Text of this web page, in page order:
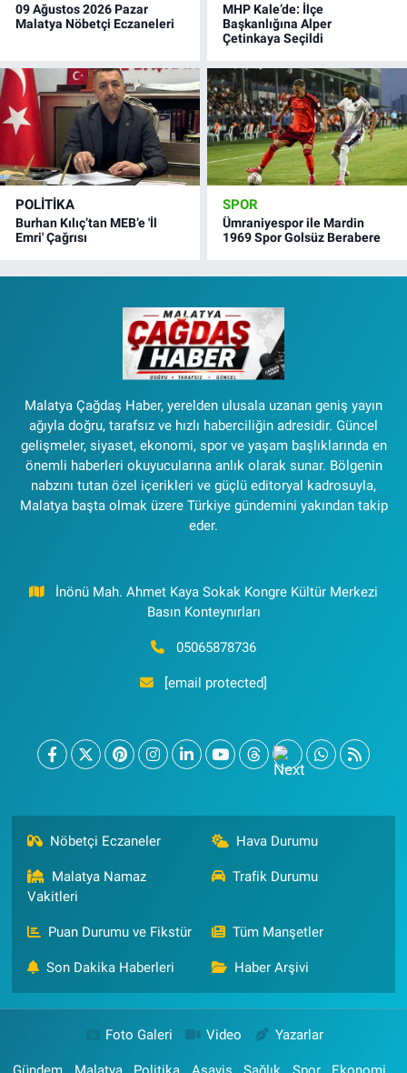
09 Ağustos 2026 Pazar
Malatya Nöbetçi Eczaneleri
MHP Kale’de: İlçe
Başkanlığına Alper
Çetinkaya Seçildi
POLITIKA
Burhan Kılıç’tan MEB’e 'İl
Emri' Çağrısı
SPOR
Ümraniyespor ile Mardin
1969 Spor Golsüz Berabere
Malatya Çağdaş Haber, yerelden ulusala uzanan geniş yayın
ağıyla doğru, tarafsız ve hızlı haberciliğin adresidir. Güncel
gelişmeler, siyaset, ekonomi, spor ve yaşam başlıklarında en
önemli haberleri okuyucularına anlık olarak sunar. Bölgenin
nabzını tutan özel içerikleri ve güçlü editoryal kadrosuyla,
Malatya başta olmak üzere Türkiye gündemini yakından takip
eder.
İnönü Mah. Ahmet Kaya Sokak Kongre Kültür Merkezi
Basın Konteynırları
05065878736
[email protected]
Nöbetçi Eczaneler Hava Durumu
Malatya Namaz
Vakitleri
Trafik Durumu
Puan Durumu ve Fikstür Tüm Manşetler
Son Dakika Haberleri Haber Arşivi
Foto Galeri Video Yazarlar